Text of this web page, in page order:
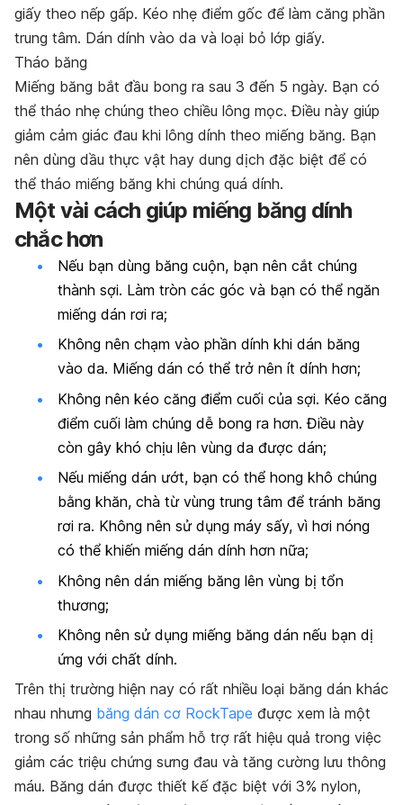
giấy theo nếp gấp. Kéo nhẹ điểm gốc để làm căng phần
trung tâm. Dán dính vào da và loại bỏ lớp giấy.
Tháo băng
Miếng băng bắt đầu bong ra sau 3 đến 5 ngày. Bạn có
thể tháo nhẹ chúng theo chiều lông mọc. Điều này giúp
giảm cảm giác đau khi lông dính theo miếng băng. Bạn
nên dùng dầu thực vật hay dung dịch đặc biệt để có
thể tháo miếng băng khi chúng quá dính.
Một vài cách giúp miếng băng dính
chắc hơn
Nếu bạn dùng băng cuộn, bạn nên cắt chúng
thành sợi. Làm tròn các góc và bạn có thể ngăn
miếng dán rơi ra;
Không nên chạm vào phần dính khi dán băng
vào da. Miếng dán có thể trở nên ít dính hơn;
Không nên kéo căng điểm cuối của sợi. Kéo căng
điểm cuối làm chúng dễ bong ra hơn. Điều này
còn gây khó chịu lên vùng da được dán;
Nếu miếng dán ướt, bạn có thể hong khô chúng
bằng khăn, chà từ vùng trung tâm để tránh băng
rơi ra. Không nên sử dụng máy sấy, vì hơi nóng
có thể khiến miếng dán dính hơn nữa;
Không nên dán miếng băng lên vùng bị tổn
thương;
Không nên sử dụng miếng băng dán nếu bạn dị
ứng với chất dính.
Trên thị trường hiện nay có rất nhiều loại băng dán khác
nhau nhưng băng dán cơ RockTape được xem là một
trong số những sản phẩm hỗ trợ rất hiệu quả trong việc
giảm các triệu chứng sưng đau và tăng cường lưu thông
máu. Băng dán được thiết kế đặc biệt với 3% nylon,